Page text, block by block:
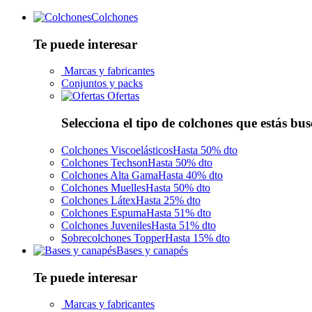
Colchones
Te puede interesar
Marcas y fabricantes
Conjuntos y packs
Ofertas
Selecciona el tipo de colchones que estás
Colchones ViscoelásticosHasta 50% dto
Colchones TechsonHasta 50% dto
Colchones Alta GamaHasta 40% dto
Colchones MuellesHasta 50% dto
Colchones LátexHasta 25% dto
Colchones EspumaHasta 51% dto
Colchones JuvenilesHasta 51% dto
Sobrecolchones TopperHasta 15% dto
Bases y canapés
Te puede interesar
Marcas y fabricantes